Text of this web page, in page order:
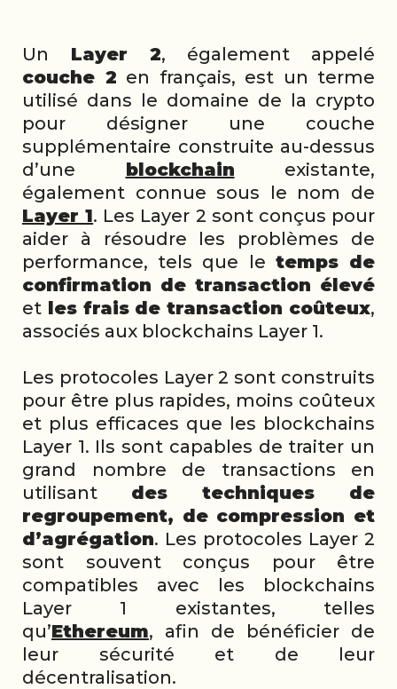
Un Layer 2, également appelé
couche 2 en français, est un terme
utilisé dans le domaine de la crypto
pour désigner une couche
supplémentaire construite au-dessus
d’une blockchain existante,
également connue sous le nom de
Layer 1. Les Layer 2 sont conçus pour
aider à résoudre les problèmes de
performance, tels que le temps de
confirmation de transaction élevé
et les frais de transaction coûteux,
associés aux blockchains Layer 1.
Les protocoles Layer 2 sont construits
pour être plus rapides, moins coûteux
et plus efficaces que les blockchains
Layer 1. Ils sont capables de traiter un
grand nombre de transactions en
utilisant des techniques de
regroupement, de compression et
d’agrégation. Les protocoles Layer 2
sont souvent conçus pour être
compatibles avec les blockchains
Layer 1 existantes, telles
qu’Ethereum, afin de bénéficier de
leur sécurité et de leur
décentralisation.